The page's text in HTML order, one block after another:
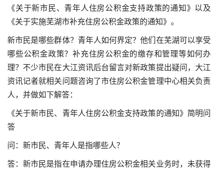
《关于新市民、青年人住房公积金支持政策的通知》以及
《关于实施芜湖市补充住房公积金政策的通知》。
新市民是哪些群体？青年人如何界定？他们在芜湖可以享受
哪些公积金政策？补充住房公积金的缴存和管理等如何办
理？不少市民在大江资讯后台留言对新政策提出疑问，大江
资讯记者就相关问题咨询了市住房公积金管理中心相关负责
人，并做如下解答：
《关于新市民、青年人住房公积金支持政策的通知》简明问
答
问：新市民、青年人是指哪些人？
答：新市民是指在申请办理住房公积金相关业务时，未获得